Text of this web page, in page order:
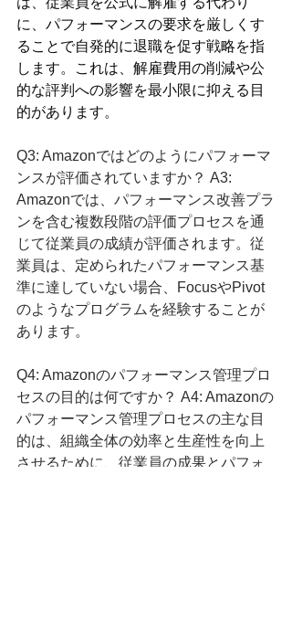
に、パフォーマンスの要求を厳しくす
ることで自発的に退職を促す戦略を指
します。これは、解雇費用の削減や公
的な評判への影響を最小限に抑える目
的があります。
Q3: Amazonではどのようにパフォーマ
ンスが評価されていますか？ A3:
Amazonでは、パフォーマンス改善プラ
ンを含む複数段階の評価プロセスを通
じて従業員の成績が評価されます。従
業員は、定められたパフォーマンス基
準に達していない場合、FocusやPivot
のようなプログラムを経験することが
あります。
Q4: Amazonのパフォーマンス管理プロ
セスの目的は何ですか？ A4: Amazonの
パフォーマンス管理プロセスの主な目
的は、組織全体の効率と生産性を向上
させるために、従業員の成果とパフォ